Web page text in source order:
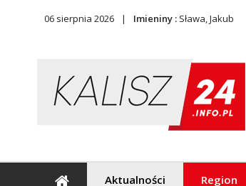
06 sierpnia 2026 Imieniny : Sława, Jakub
Aktualności Region